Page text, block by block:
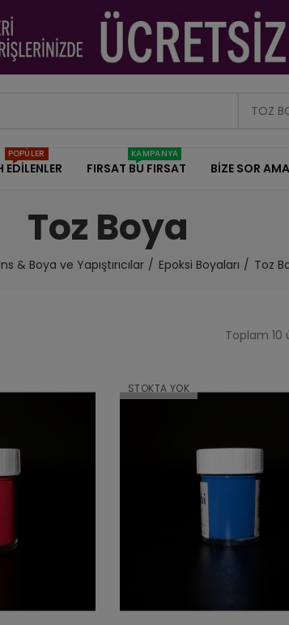
TOZ
EDİLENLER
POPÜLER
FIRSAT BU FIRSAT
KAMPANYA
BİZE SOR
Toz Boya
& Boya ve Yapıştırıcılar Epoksi Boyaları Toz
Toplam 10
STOKTA YOK